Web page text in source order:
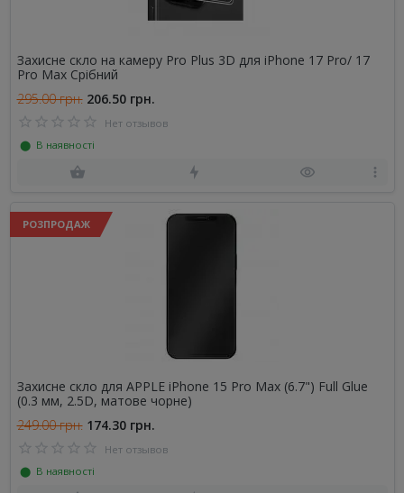
Захисне скло на камеру Pro Plus 3D для iPhone 17 Pro/ 17
Pro Max Срібний
295.00 грн. 206.50 грн.
Нет отзывов
⬤ В наявності
РОЗПРОДАЖ
Захисне скло для APPLE iPhone 15 Pro Max (6.7") Full Glue
(0.3 мм, 2.5D, матове чорне)
249.00 грн. 174.30 грн.
Нет отзывов
⬤ В наявності